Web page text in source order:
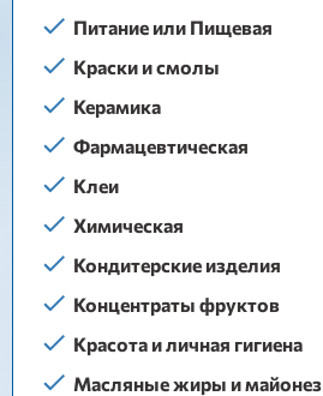
Питание или Пищевая
Краски и смолы
Керамика
Фармацевтическая
Клеи
Химическая
Кондитерские изделия
Концентраты фруктов
Красота и личная гигиена
Масляные жиры и майонез